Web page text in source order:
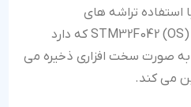
استفاده تراشه های
(ST31H320 (protection و (STM32F042 (OS که دارد
به صورت سخت افزاری ذخیره می
می کند.